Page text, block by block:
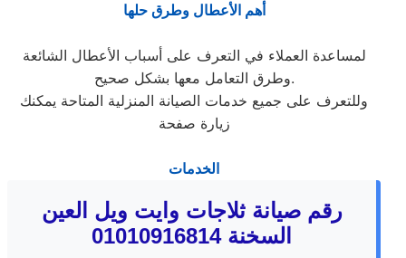
أهم الأعطال وطرق حلها
لمساعدة العملاء في التعرف على أسباب الأعطال الشائعة
وطرق التعامل معها بشكل صحيح.
وللتعرف على جميع خدمات الصيانة المنزلية المتاحة يمكنك
زيارة صفحة
الخدمات
رقم صيانة ثلاجات وايت ويل العين
السخنة 01010916814